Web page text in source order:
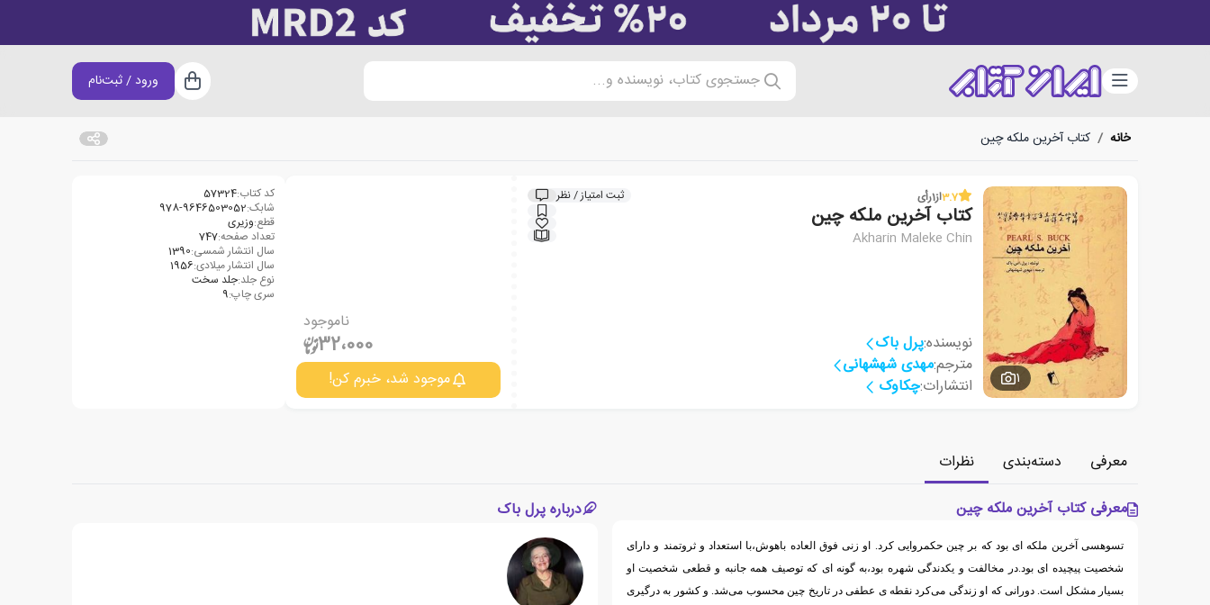
دسته‌بندی جستجوی کتاب، نویسنده و... سبد خرید
ورود / ثبت‌نام
خانه / کتاب آخرین ملکه چین
1
3.7از1رأی ثبت امتیاز / نظر
کتاب آخرین ملکه چین
Akharin Maleke Chin
نویسنده:پرل باک
مترجم:مهدی شهشهانی
انتشارات:چکاوک
ناموجود
32،000
موجود شد، خبرم کن!
کد کتاب:57324
شابک:978-9646503052
قطع:وزیری
تعداد صفحه:747
سال انتشار شمسی:1390
سال انتشار میلادی:1956
نوع جلد:جلد سخت
سری چاپ:9
معرفی دسته‌بندی
نظرات
معرفی کتاب آخرین ملکه چین
تسوهسی آخرین ملکه ای بود که بر چین حکمروایی کرد. او زنی فوق العاده باهوش،با استعداد و ثروتمند و دارای
شخصیت پیچیده ای بود.در مخالفت و یکدندگی شهره بود،به گونه ای که توصیف همه جانبه و قطعی شخصیت او
بسیار مشکل است. دورانی که او زندگی می‌کرد نقطه ی عطفی در تاریخ چین محسوب می‌شد. و کشور به درگیری
درباره پرل باک